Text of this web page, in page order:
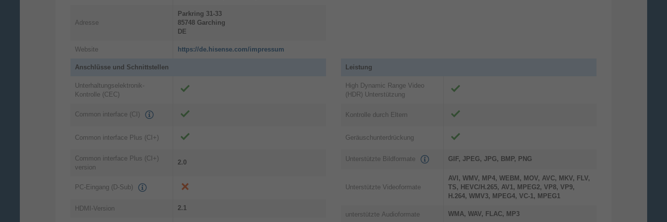
Hause
unerreichbar sein. Die IMAX Enhanced
Corporation und führenden Hollywood-
so an, wie es die Filmemacher
Erlebe die Botschaft, wie sie gedacht war
Details wie Ton, Bildformat, Farben,
Dolby Vision HDR trifft auf Dolby Atmos –
dein TV als Entertainment-Powerhouse.
Diese Kino-Technologien für Bild und Ton
sind jetzt für zu Hause vereint und liefern
und fühlen wirst wie nie zuvor.Dolby
Adresse
Parkring 31-33
85748 Garching
DE
Website https://de.hisense.com/impressum
Anschlüsse und Schnittstellen
Unterhaltungselektronik-
Kontrolle (CEC)
Common interface (CI)
Common interface Plus (CI+)
Common interface Plus (CI+)
version
2.0
PC-Eingang (D-Sub)
HDMI-Version 2.1
Leistung
High Dynamic Range Video
(HDR) Unterstützung
Kontrolle durch Eltern
Geräuschunterdrückung
Unterstützte Bildformate GIF, JPEG, JPG, BMP, PNG
Unterstützte Videoformate
AVI, WMV, MP4, WEBM, MOV, AVC, MKV, FLV,
TS, HEVC/H.265, AV1, MPEG2, VP8, VP9,
H.264, WMV3, MPEG4, VC-1, MPEG1
unterstützte Audioformate WMA, WAV, FLAC, MP3